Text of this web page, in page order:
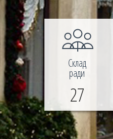
Склад
ради
27